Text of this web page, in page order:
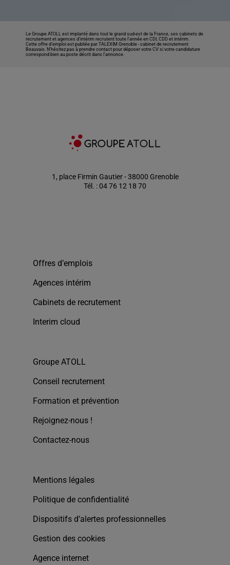
Le Groupe ATOLL est implanté dans tout le grand sud-est de la France, ses cabinets de
recrutement et agences d’intérim recrutent toute l’année en CDI, CDD et intérim.
Cette offre d’emploi est publiée par TALEXIM Grenoble -cabinet de recrutement
Beauvais . N’hésitez pas à prendre contact pour déposer votre CV si votre candidature
correspond bien au poste décrit dans l'annonce.
1, place Firmin Gautier - 38000 Grenoble
Tél. : 04 76 12 18 70
Offres d’emplois
Agences intérim
Cabinets de recrutement
Interim cloud
Groupe ATOLL
Conseil recrutement
Formation et prévention
Rejoignez-nous !
Contactez-nous
Mentions légales
Politique de confidentialité
Dispositifs d’alertes professionnelles
Gestion des cookies
Agence internet